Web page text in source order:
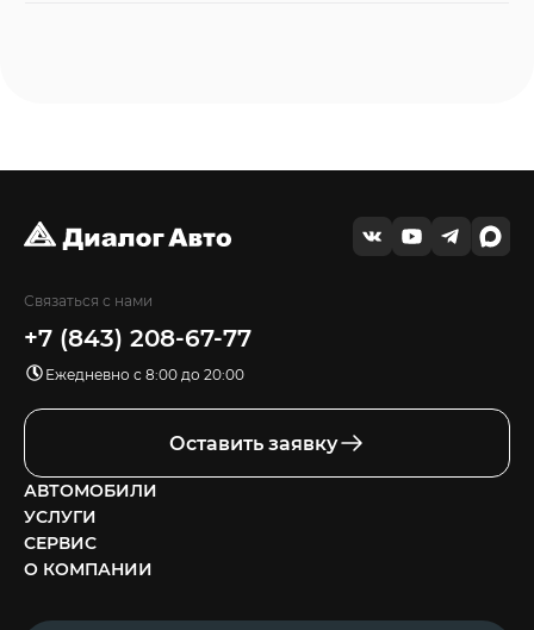
Связаться с нами
+7 (843) 208-67-77
Ежедневно с 8:00 до 20:00
Оставить заявку
АВТОМОБИЛИ
УСЛУГИ
СЕРВИС
О КОМПАНИИ